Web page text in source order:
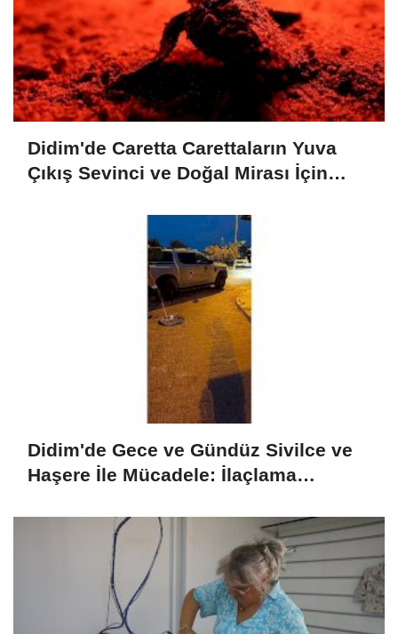
Didim'de Caretta Carettaların Yuva
Çıkış Sevinci ve Doğal Mirası İçin
Didim'de Gece ve Gündüz Sivilce ve
Haşere İle Mücadele: İlaçlama